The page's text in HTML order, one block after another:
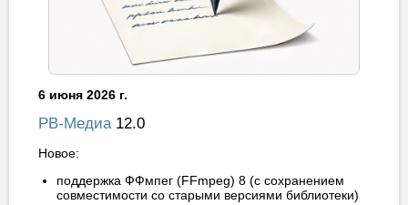
6 июня 2026 г.
РВ-Медиа12.0
Новое:
поддержка ФФмпег (FFmpeg) 8 (с сохранением
совместимости со старыми версиями библиотеки)